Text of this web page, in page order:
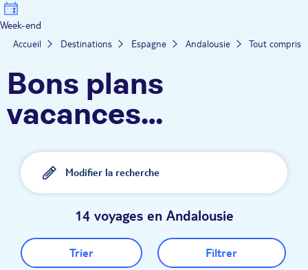
Week-end
Accueil Destinations Espagne Andalousie Tout compris
Bons plans
vacances
Andalousie - Tout
compris
Modifier la recherche
14 voyages en Andalousie
Trier Filtrer